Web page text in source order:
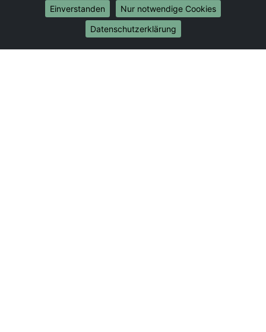
Umzug von Erfurt nach Bonn
Umzug von Erfurt nach Münster
Einverstanden
Nur notwendige Cookies
Datenschutzerklärung